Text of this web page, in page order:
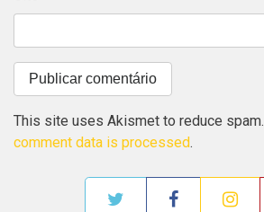
This site uses Akismet to reduce spam.
comment data is processed.